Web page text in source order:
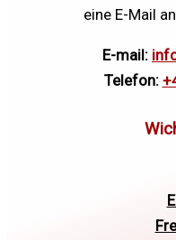
eine E-Mail
E-mail:
Telefon: